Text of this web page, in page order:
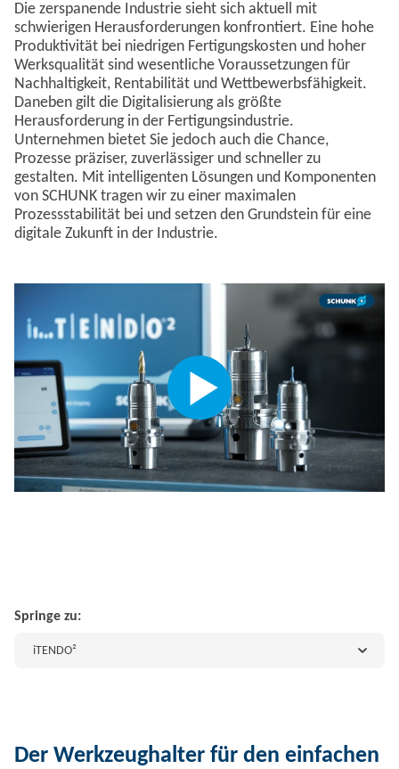
Die zerspanende Industrie sieht sich aktuell mit
schwierigen Herausforderungen konfrontiert. Eine hohe
Produktivität bei niedrigen Fertigungskosten und hoher
Werksqualität sind wesentliche Voraussetzungen für
Nachhaltigkeit, Rentabilität und Wettbewerbsfähigkeit.
Daneben gilt die Digitalisierung als größte
Herausforderung in der Fertigungsindustrie.
Unternehmen bietet Sie jedoch auch die Chance,
Prozesse präziser, zuverlässiger und schneller zu
gestalten. Mit intelligenten Lösungen und Komponenten
von SCHUNK tragen wir zu einer maximalen
Prozessstabilität bei und setzen den Grundstein für eine
digitale Zukunft in der Industrie.
Springe zu:
iTENDO²
Der Werkzeughalter für den einfachen